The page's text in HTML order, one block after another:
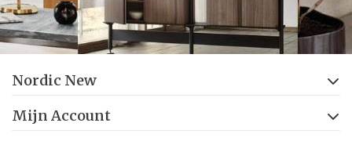
Nordic New
Mijn Account